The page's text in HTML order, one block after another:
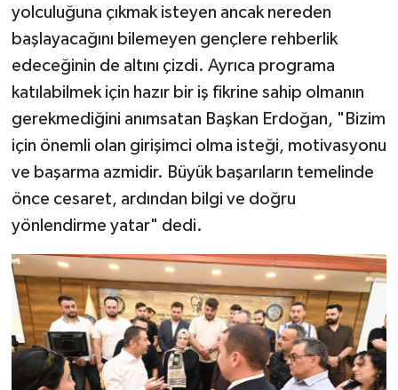
yolculuğuna çıkmak isteyen ancak nereden
başlayacağını bilemeyen gençlere rehberlik
edeceğinin de altını çizdi. Ayrıca programa
katılabilmek için hazır bir iş fikrine sahip olmanın
gerekmediğini anımsatan Başkan Erdoğan, "Bizim
için önemli olan girişimci olma isteği, motivasyonu
ve başarma azmidir. Büyük başarıların temelinde
önce cesaret, ardından bilgi ve doğru
yönlendirme yatar" dedi.